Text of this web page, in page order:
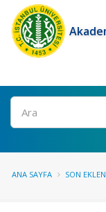
Ara
ANA SAYFA SON